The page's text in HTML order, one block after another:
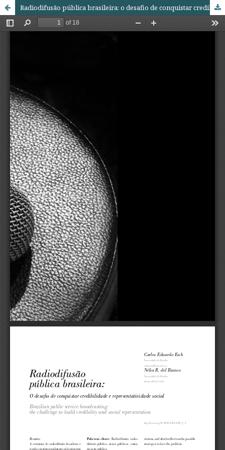
Radiodifusão pública brasileira: o desafio de conquistar credibilidade e representatividade social